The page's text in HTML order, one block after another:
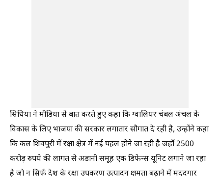
सिंधिया ने मीडिया से बात करते हुए कहा कि ग्वालियर चंबल अंचल के
विकास के लिए भाजपा की सरकार लगातार सौगात दे रही है, उन्होंने कहा
कि कल शिवपुरी में रक्षा क्षेत्र में नई पहल होने जा रही है जहाँ 2500
करोड़ रुपये की लागत से अडानी समूह एक डिफेन्स यूनिट लगाने जा रहा
है जो न सिर्फ देश के रक्षा उपकरण उत्पादन क्षमता बढ़ाने में मददगार